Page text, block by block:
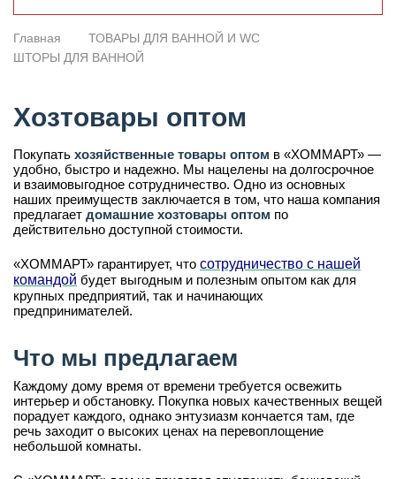
Главная
ТОВАРЫ ДЛЯ ВАННОЙ И WC
ШТОРЫ ДЛЯ ВАННОЙ
Хозтовары оптом
Покупать хозяйственные товары оптом в «ХОММАРТ» —
удобно, быстро и надежно. Мы нацелены на долгосрочное
и взаимовыгодное сотрудничество. Одно из основных
наших преимуществ заключается в том, что наша компания
предлагает домашние хозтовары оптом по
действительно доступной стоимости.
«ХОММАРТ» гарантирует, что сотрудничество с нашей
командой будет выгодным и полезным опытом как для
крупных предприятий, так и начинающих
предпринимателей.
Что мы предлагаем
Каждому дому время от времени требуется освежить
интерьер и обстановку. Покупка новых качественных вещей
порадует каждого, однако энтузиазм кончается там, где
речь заходит о высоких ценах на перевоплощение
небольшой комнаты.